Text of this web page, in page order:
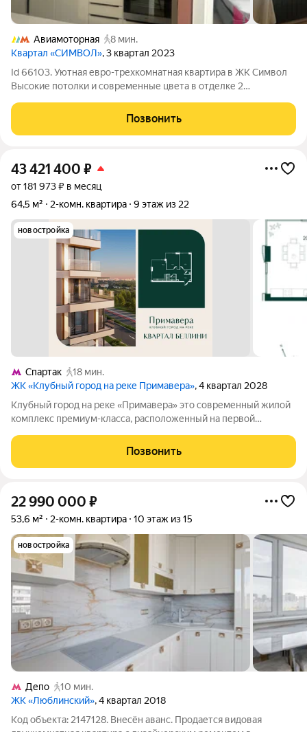
Авиамоторная
8 мин.
Квартал «СИМВОЛ», 3 квартал 2023
Id 66103. Уютная евро-трехкомнатная квартира в ЖК Символ
Высокие потолки и современные цвета в отделке 2
Продуманный ремонт позволяет извлечь максимум пользы с
разными вариантами освещения
Позвонить
43 421 400 ₽
от 181 973 ₽ в месяц
64,5 м²
2-комн. квартира 9 этаж из 22
новостройка
Спартак
18 мин.
ЖК «Клубный город на реке Примавера», 4 квартал 2028
Клубный город на реке «Примавера» это современный жилой
комплекс премиум-класса, расположенный на первой
Покровское-Стрешнево. Под панорамными окнами квартир
находится собственный экопарк с
Позвонить
22 990 000 ₽
53,6 м² 2-комн. квартира 10 этаж из 15
новостройка
Депо
10 мин.
ЖК «Люблинский», 4 квартал 2018
Код объекта: 2147128. Внесён аванс. Продается видовая